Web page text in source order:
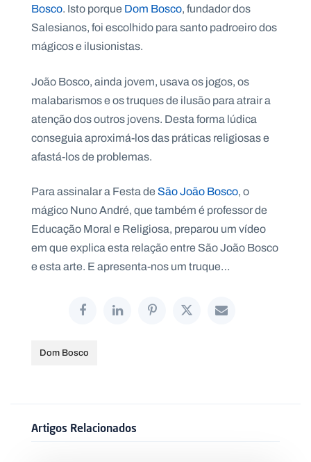
Bosco. Isto porque Dom Bosco, fundador dos
Salesianos, foi escolhido para santo padroeiro dos
mágicos e ilusionistas.
João Bosco, ainda jovem, usava os jogos, os
malabarismos e os truques de ilusão para atrair a
atenção dos outros jovens. Desta forma lúdica
conseguia aproximá-los das práticas religiosas e
afastá-los de problemas.
Para assinalar a Festa deSão João Bosco, o
mágico Nuno André, que também é professor de
Educação Moral e Religiosa, preparou um vídeo
em que explica esta relação entre São João Bosco
e esta arte. E apresenta-nos um truque…
Dom Bosco
Artigos Relacionados
S
a
l
e
a
n
s
.
t
A
g
e
d
a
C
o
n
a
c
t
s
r